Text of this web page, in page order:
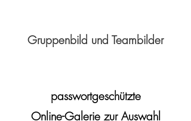
Gruppenbild und Teambilder
passwortgeschützte
Online-Galerie zur Auswahl